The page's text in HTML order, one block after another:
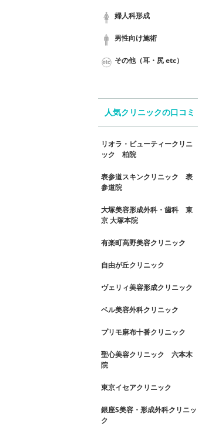
婦人科形成
男性向け施術
その他（耳・尻 etc）
人気クリニックの口コミ
リオラ・ビューティークリニ
ック 柏院
表参道スキンクリニック 表
参道院
大塚美容形成外科・歯科 東
京 大塚本院
有楽町高野美容クリニック
自由が丘クリニック
ヴェリィ美容形成クリニック
ベル美容外科クリニック
プリモ麻布十番クリニック
聖心美容クリニック 六本木
院
東京イセアクリニック
銀座S美容・形成外科クリニッ
ク